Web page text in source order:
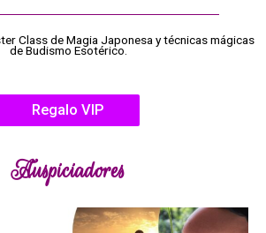
Class de Magia Japonesa y técnicas mágicas
de Budismo Esotérico.
Regalo VIP
Auspiciadores